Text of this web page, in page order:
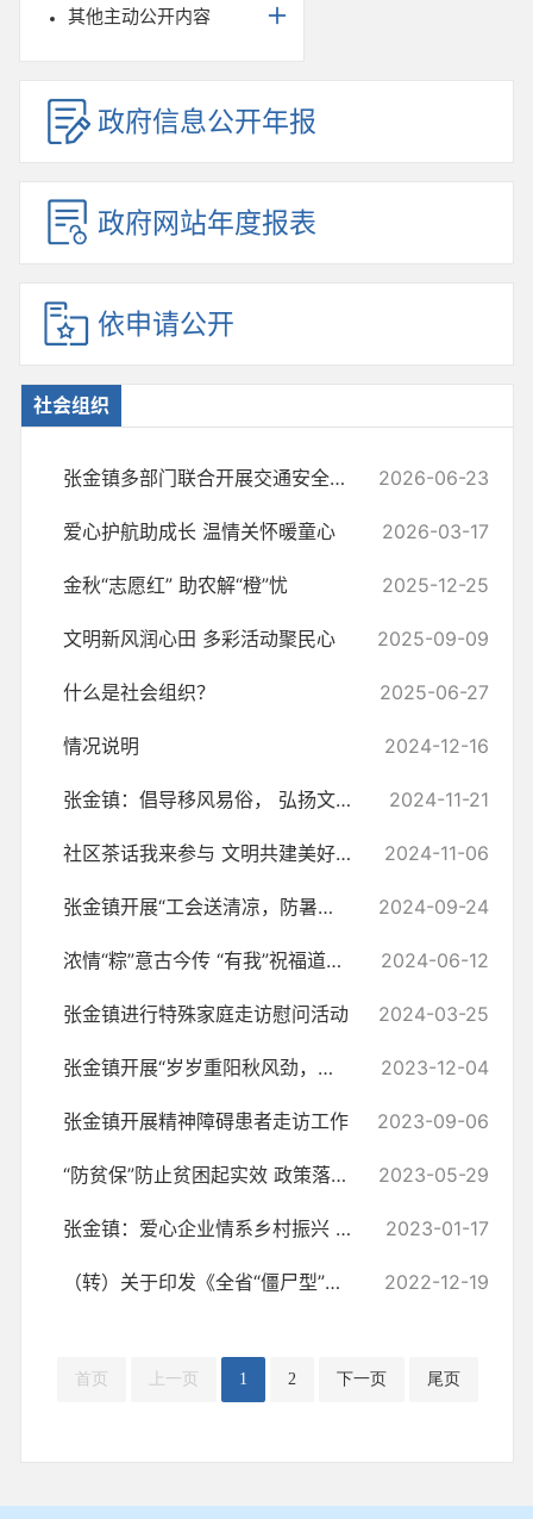
其他主动公开内容
政府信息公开年报
政府网站年度报表
依申请公开
社会组织
张金镇多部门联合开展交通安全主题宣传活动 2026-06-23
爱心护航助成长 温情关怀暖童心 2026-03-17
金秋“志愿红” 助农解“橙”忧 2025-12-25
文明新风润心田 多彩活动聚民心 2025-09-09
什么是社会组织？ 2025-06-27
情况说明 2024-12-16
张金镇：倡导移风易俗， 弘扬文明新风 2024-11-21
社区茶话我来参与 文明共建美好家园 2024-11-06
张金镇开展“工会送清凉，防暑保安康” 走访慰问活动 2024-09-24
浓情“粽”意古今传 “有我”祝福道安康 2024-06-12
张金镇进行特殊家庭走访慰问活动 2024-03-25
张金镇开展“岁岁重阳秋风劲，敬老孝老暖人心”重阳节主题活动 2023-12-04
张金镇开展精神障碍患者走访工作 2023-09-06
“防贫保”防止贫困起实效 政策落实惠民生暖民心 2023-05-29
张金镇：爱心企业情系乡村振兴 扶贫济困彰显责任担当 2023-01-17
（转）关于印发《全省“僵尸型”社会组织专项整治行动方案》的通知 2022-12-19
首页 上一页 1 2 下一页 尾页